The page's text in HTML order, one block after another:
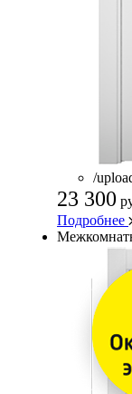
/
23 300
Подробнее